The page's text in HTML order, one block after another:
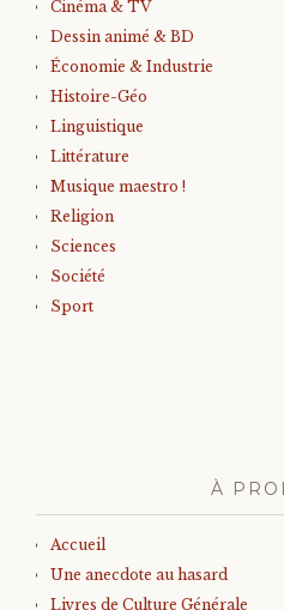
Cinéma & TV
Dessin animé & BD
Économie & Industrie
Histoire-Géo
Linguistique
Littérature
Musique maestro !
Religion
Sciences
Société
Sport
À
Accueil
Une anecdote au hasard
Livres de Culture Générale